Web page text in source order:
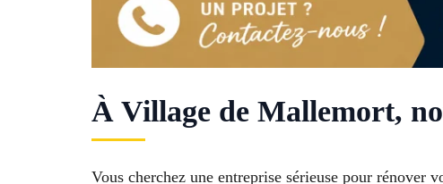
À Village de Mallemort,
Vous cherchez une entreprise sérieuse pour rénover